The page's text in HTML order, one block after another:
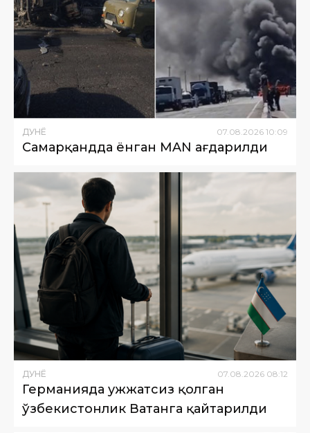
ДУНË 07.08.2026 10:09
Самарқандда ёнган MAN ағдарилди
ДУНË 07.08.2026 08:12
Германияда ҳужжатсиз қолган
ўзбекистонлик Ватанга қайтарилди